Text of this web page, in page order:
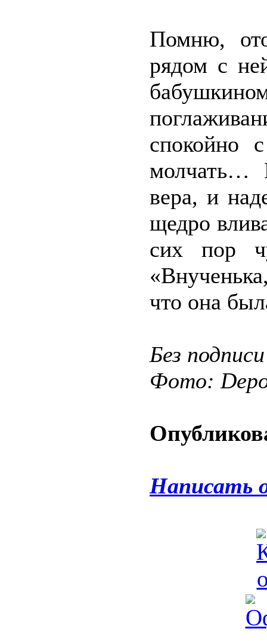
Помню,
рядом с
спокойно
молчать…
вера, и
щедро
сих пор
что она
Без подписи
Фото:
Написать